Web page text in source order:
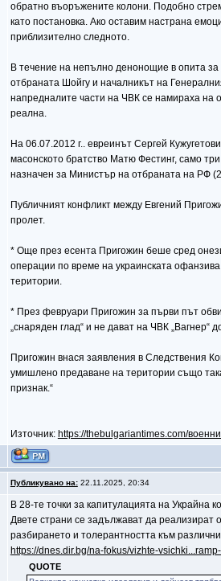
обратно въоръжените колони. Подобно
като постановка. Ако оставим настрана
приблизително следното.
В течение на непълно денонощие в опита
отбраната Шойгу и началникът на
напредналите части на ЧВК се намираха на
реална.
На 06.07.2012 г.. евреинът Сергей
масонското братство Матю Фестинг, само
назначен за Министър на отбраната на РФ
Публичният конфликт между Евгений
пролет.
* Още през есента Пригожин беше сред
операции по време на украинската
територии.
* През февруари Пригожин за първи път
„снаряден глад“ и не дават на ЧВК
Пригожин внася заявления в Следствения
умишлено предаване на територии също
признак.“
Източник: https://thebulgariantimes.com/
Публикувано на:22.11.2025, 20:34
В 28-те точки за капитулацията на Украйна
Двете страни се задължават да реализират
разбирането и толерантността към
https://dnes.dir.bg/na-fokus/vizhte-
QUOTE